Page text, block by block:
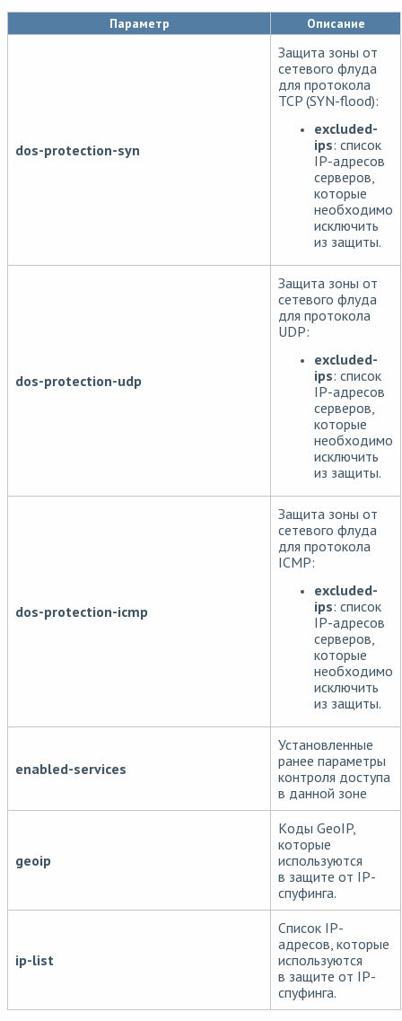
Параметр Описание
dos-protection-syn
Защита зоны от
сетевого флуда
для протокола
TCP (SYN-flood):
excluded-
ips: список
IP-адресов
серверов,
которые
необходимо
исключить
из защиты.
dos-protection-udp
Защита зоны от
сетевого флуда
для протокола
UDP:
excluded-
ips: список
IP-адресов
серверов,
которые
необходимо
исключить
из защиты.
dos-protection-icmp
Защита зоны от
сетевого флуда
для протокола
ICMP:
excluded-
ips: список
IP-адресов
серверов,
которые
необходимо
исключить
из защиты.
enabled-services
Установленные
ранее параметры
контроля доступа
в данной зоне
geoip
Kоды GeoIP,
которые
используются
в защите от IP-
спуфинга.
ip-list
Cписок IP-
адресов, которые
используются
в защите от IP-
спуфинга.